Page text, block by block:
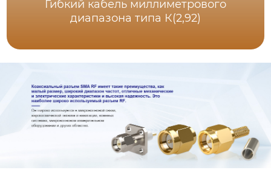
Гибкий кабель миллиметрового
диапазона типа К(2,92)